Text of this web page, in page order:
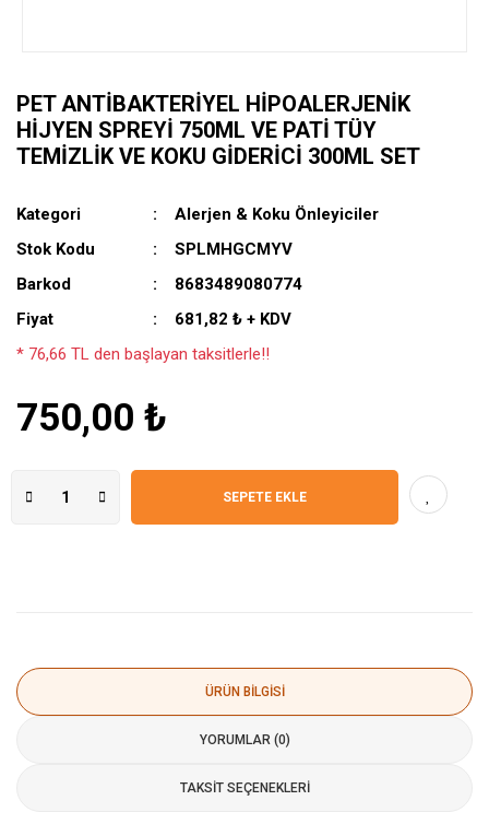
PET ANTIBAKTERIYEL HIPOALERJENIK
HIJYEN SPREYI 750ML VE PATI TÜY
TEMIZLIK VE KOKU GIDERICI 300ML SET
Kategori
Alerjen & Koku Önleyiciler
Stok Kodu
SPLMHGCMYV
Barkod
8683489080774
Fiyat
681,82 ₺ + KDV
* 76,66 TL den başlayan taksitlerle!!
750,00 ₺
SEPETE EKLE
ÜRÜN BILGISI
YORUMLAR (0)
TAKSIT SEÇENEKLERI